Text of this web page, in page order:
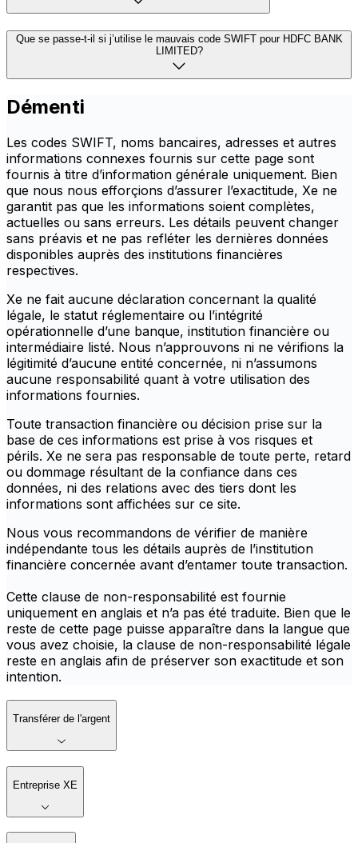
Que se passe-t-il si j’utilise le mauvais code SWIFT pour HDFC BANK
LIMITED?
Démenti
Les codes SWIFT, noms bancaires, adresses et autres
informations connexes fournis sur cette page sont
fournis à titre d’information générale uniquement. Bien
que nous nous efforçions d’assurer l’exactitude, Xe ne
garantit pas que les informations soient complètes,
actuelles ou sans erreurs. Les détails peuvent changer
sans préavis et ne pas refléter les dernières données
disponibles auprès des institutions financières
respectives.
Xe ne fait aucune déclaration concernant la qualité
légale, le statut réglementaire ou l’intégrité
opérationnelle d’une banque, institution financière ou
intermédiaire listé. Nous n’approuvons ni ne vérifions la
légitimité d’aucune entité concernée, ni n’assumons
aucune responsabilité quant à votre utilisation des
informations fournies.
Toute transaction financière ou décision prise sur la
base de ces informations est prise à vos risques et
périls. Xe ne sera pas responsable de toute perte, retard
ou dommage résultant de la confiance dans ces
données, ni des relations avec des tiers dont les
informations sont affichées sur ce site.
Nous vous recommandons de vérifier de manière
indépendante tous les détails auprès de l’institution
financière concernée avant d’entamer toute transaction.
Cette clause de non-responsabilité est fournie
uniquement en anglais et n’a pas été traduite. Bien que le
reste de cette page puisse apparaître dans la langue que
vous avez choisie, la clause de non-responsabilité légale
reste en anglais afin de préserver son exactitude et son
intention.
Transférer de l'argent
Entreprise XE